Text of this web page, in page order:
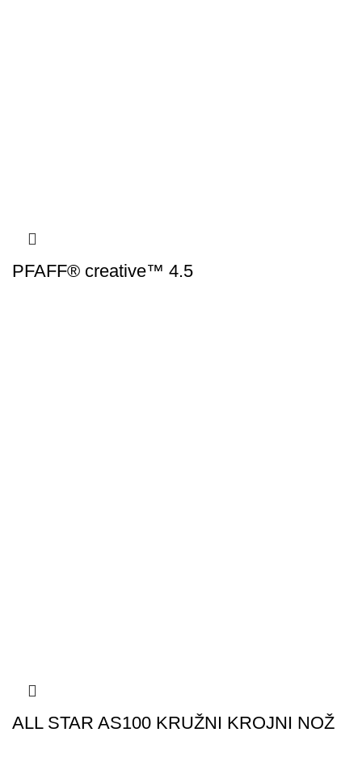
PFAFF® creative™ 4.5
ALL STAR AS100 KRUŽNI KROJNI NOŽ